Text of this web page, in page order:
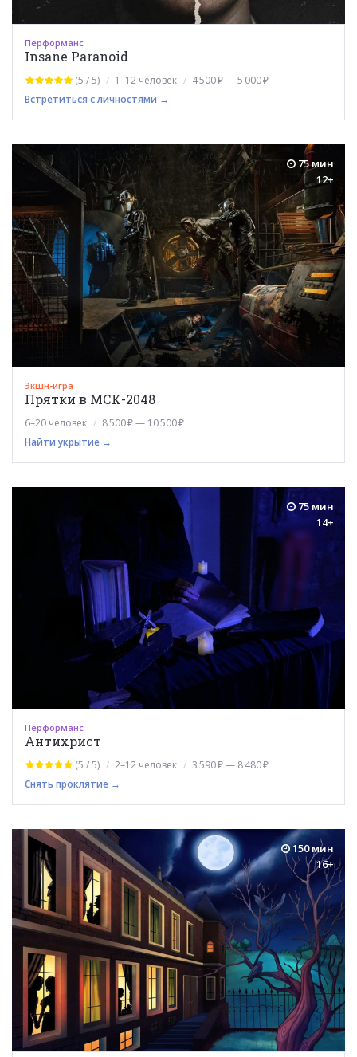
Перформанс
Insane Paranoid
(5 / 5) 1–12 человек
4 500 ₽ — 5 000 ₽
Встретиться с личностями →
75 мин
12+
Экшн-игра
Прятки в МСК-2048
6–20 человек
8 500 ₽ — 10 500 ₽
Найти укрытие →
75 мин
14+
Перформанс
Антихрист
(5 / 5) 2–12 человек
3 590 ₽ — 8 480 ₽
Снять проклятие →
150 мин
16+